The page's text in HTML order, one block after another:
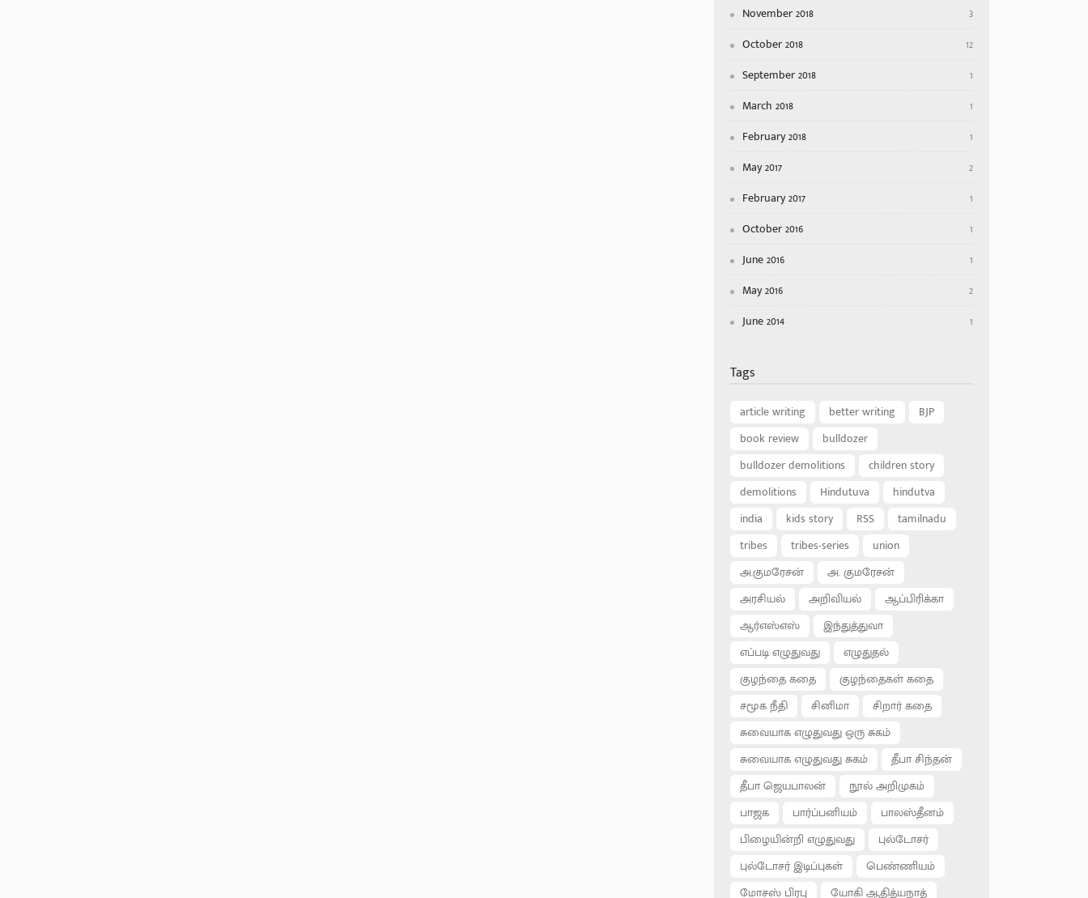
November 2018
3
October 2018
12
September 2018
1
March 2018
1
February 2018
1
May 2017
2
February 2017
1
October 2016
1
June 2016
1
May 2016
2
June 2014
1
Tags
article writing better writing
BJP
book review
bulldozer
bulldozer demolitions
children story
demolitions
Hindutuva
hindutva
india
kids story RSS
tamilnadu
tribes
tribes-series
union
அ.குமரேசன்
அ. குமரேசன்
அரசியல்
அறிவியல்
ஆப்பிரிக்கா
ஆர்எஸ்எஸ்
இந்துத்துவா
எப்படி எழுதுவது
எழுதுதல்
குழந்தை கதை
குழந்தைகள் கதை
சமூக நீதி
சினிமா
சிறார் கதை
சுவையாக எழுதுவது ஒரு சுகம்
சுவையாக எழுதுவது சுகம்
தீபா சிந்தன்
தீபா ஜெயபாலன்
நூல் அறிமுகம்
பாஜக
பார்ப்பனியம்
பாலஸ்தீனம்
பிழையின்றி எழுதுவது
புல்டோசர்
புல்டோசர் இடிப்புகள்
பெண்ணியம்
மோசஸ் பிரபு
யோகி ஆதித்யநாத்